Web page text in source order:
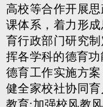
高校等合作开展
课体系，着力形
育行政部门研究
挥各学科的德育
德育工作实施方
健全家校社协同
教育;加强校风教